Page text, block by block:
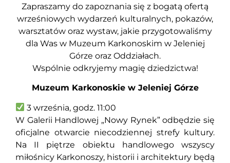
Zapraszamy do zapoznania się z bogatą ofertą
wrześniowych wydarzeń kulturalnych, pokazów,
warsztatów oraz wystaw, jakie przygotowaliśmy
dla Was w Muzeum Karkonoskim w Jeleniej
Górze oraz Oddziałach.
Wspólnie odkryjemy magię dziedzictwa!
Muzeum Karkonoskie w Jeleniej Górze
3 września, godz. 11:00
W Galerii Handlowej „Nowy Rynek” odbędzie się
oficjalne otwarcie niecodziennej strefy kultury.
Na II piętrze obiektu handlowego wszyscy
miłośnicy Karkonoszy, historii i architektury będą